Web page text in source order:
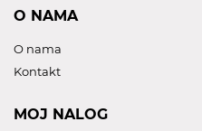
O NAMA
O nama
Kontakt
MOJ NALOG